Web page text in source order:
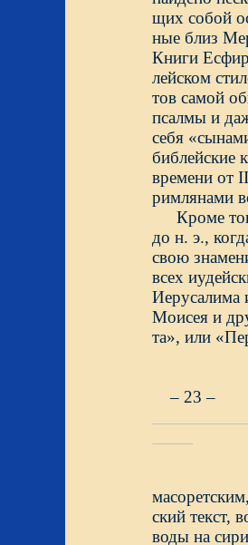
щих собой
ные близ
Книги
лейском
тов самой
псалмы и
себя
библейские
времени от
римлянами
Кроме
до н. э.,
свою
всех
Иерусалима
Моисея и
та», или
– 23 –
ский текст,
воды на